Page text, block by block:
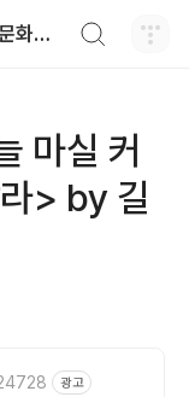
맛볼 taste.kr 비평 중심의 문화적 기호 · 맛 · 향기 리뷰
마실 커
> by 길
광고